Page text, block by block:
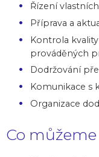
Řízení
Příprava a
Kontrola
prováděných
Dodržování
Komunikace s
Organizace
Co